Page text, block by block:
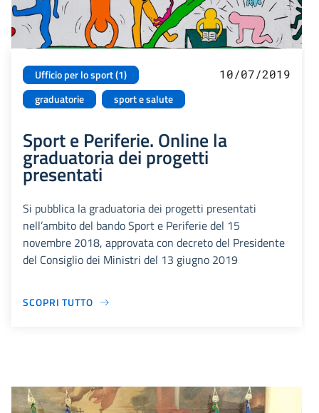
Ufficio per lo sport (1)
graduatorie
sport e salute
10/07/2019
Sport e Periferie. Online la
graduatoria dei progetti
presentati
Si pubblica la graduatoria dei progetti presentati
nell’ambito del bando Sport e Periferie del 15
novembre 2018, approvata con decreto del Presidente
del Consiglio dei Ministri del 13 giugno 2019
SCOPRI TUTTO